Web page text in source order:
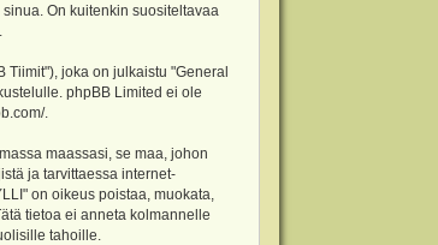
On kuitenkin suositeltavaa
Tiimit"), joka on julkaistu "General
phpBB Limited ei ole
.
maassasi, se maa, johon
ja tarvittaessa internet-
on oikeus poistaa, muokata,
tietoa ei anneta kolmannelle
tahoille.